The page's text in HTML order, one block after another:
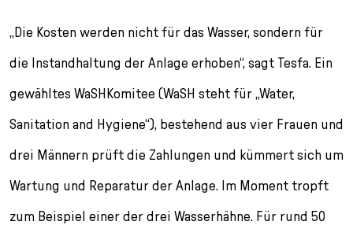
„Die Kosten werden nicht für das Wasser, sondern für
die Instandhaltung der Anlage erhoben“, sagt Tesfa. Ein
gewähltes WaSHKomitee (WaSH steht für „Water,
Sanitation and Hygiene“), bestehend aus vier Frauen und
drei Männern prüft die Zahlungen und kümmert sich um
Wartung und Reparatur der Anlage. Im Moment tropft
zum Beispiel einer der drei Wasserhähne. Für rund 50